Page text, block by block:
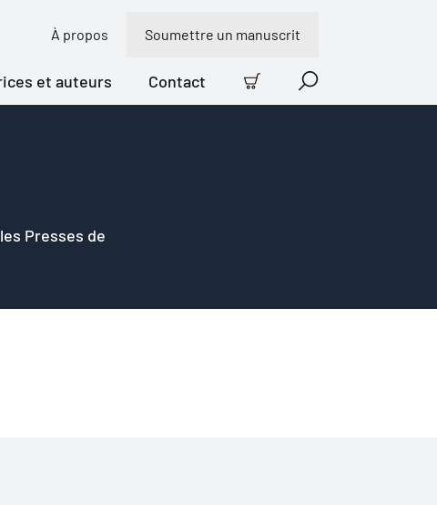
À propos Soumettre un manuscrit
et auteurs Contact
Panier Recherche
Presses de